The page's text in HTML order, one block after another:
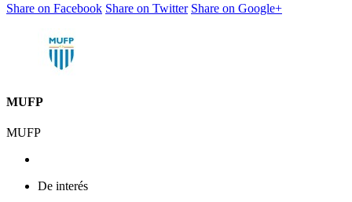
Share on Facebook Share on Twitter Share on Google+
MUFP
MUFP
De interés